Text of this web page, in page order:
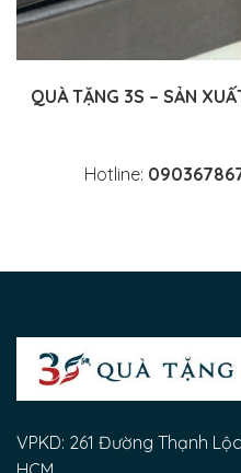
QUÀ TẶNG 3S – SẢN
Hotline:
VPKD: 261 Đường Thạnh Lộc